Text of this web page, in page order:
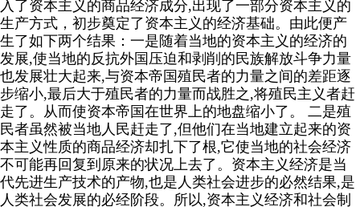
入了资本主义的商品经济成分,出现了一部分资本主义的
生产方式，初步奠定了资本主义的经济基础。由此便产
生了如下两个结果： 一是随着当地的资本主义的经济的
发展,使当地的反抗外国压迫和剥削的民族解放斗争力量
也发展壮大起来,与资本帝国殖民者的力量之间的差距逐
步缩小,最后大于殖民者的力量而战胜之 ,将殖民主义者赶
走了。从而使资本帝国在世界上的地盘缩小了。
二是殖
民者虽然被当地人民赶走了,但他们在当地建立起来的资
本主义性质的商品经济却扎下了根,它使当地的社会经济
不可能再回复到原来的状况上去了。资本主义经济是当
代先进生产技术的产物,也是人类社会进步的必然结果,是
人类社会发展的必经阶段。所以,资本主义经济和社会制